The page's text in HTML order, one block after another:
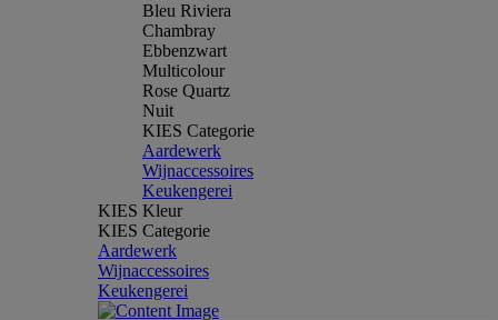
Bleu Riviera
Chambray
Ebbenzwart
Multicolour
Rose Quartz
Nuit
KIES Categorie
Aardewerk
Wijnaccessoires
Keukengerei
KIES Kleur
KIES Categorie
Aardewerk
Wijnaccessoires
Keukengerei